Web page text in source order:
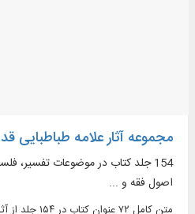
مجموعه آثار علامه طباطبایی
154 جلد کتاب در موضوعات تفسیر،
اصول فقه و ...
متن کامل ۷۲